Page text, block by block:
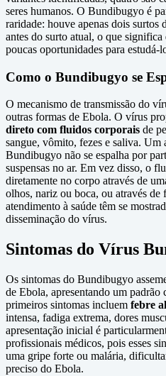
seres humanos. O Bundibugyo é
raridade: houve apenas dois surtos
antes do surto atual, o que
poucas oportunidades para estudá-
Como o Bundibugyo se
O mecanismo de transmissão do
outras formas de Ebola. O vírus
direto com fluidos corporais de
sangue, vômito, fezes e saliva. Um
Bundibugyo não se espalha por
suspensas no ar. Em vez disso, o
diretamente no corpo através de
olhos, nariz ou boca, ou através de
atendimento à saúde têm se
disseminação do vírus.
Sintomas do Vírus
Os sintomas do Bundibugyo
de Ebola, apresentando um
primeiros sintomas incluem febre
intensa, fadiga extrema, dores
apresentação inicial é
profissionais médicos, pois esses
uma gripe forte ou malária,
preciso do Ebola.